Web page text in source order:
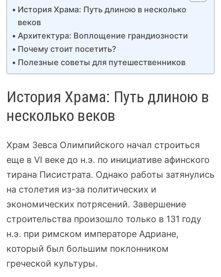
История Храма: Путь длиною в несколько
веков
Архитектура: Воплощение грандиозности
Почему стоит посетить?
Полезные советы для путешественников
История Храма: Путь длиною в
несколько веков
Храм Зевса Олимпийского начал строиться
еще в VI веке до н.э. по инициативе афинского
тирана Писистрата. Однако работы затянулись
на столетия из-за политических и
экономических потрясений. Завершение
строительства произошло только в 131 году
н.э. при римском императоре Адриане,
который был большим поклонником
греческой культуры.